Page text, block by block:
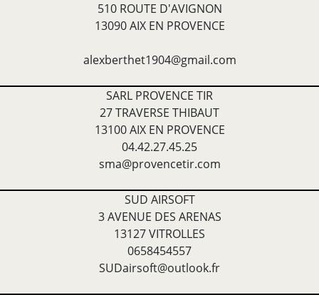
510 ROUTE D'AVIGNON
13090 AIX EN PROVENCE
alexberthet1904@gmail.com
SARL PROVENCE TIR
27 TRAVERSE THIBAUT
13100 AIX EN PROVENCE
04.42.27.45.25
sma@provencetir.com
SUD AIRSOFT
3 AVENUE DES ARENAS
13127 VITROLLES
0658454557
SUDairsoft@outlook.fr